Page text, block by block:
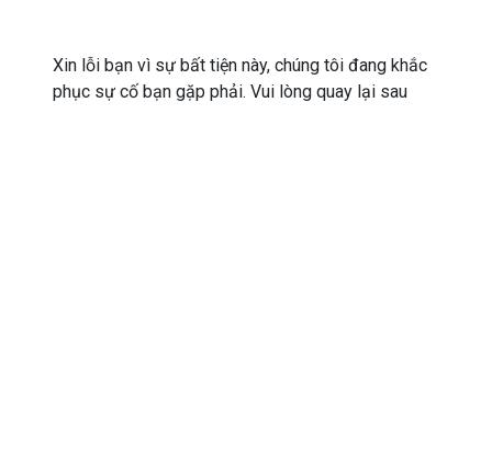
Xin lỗi bạn vì sự bất tiện này, chúng tôi đang khắc
phục sự cố bạn gặp phải. Vui lòng quay lại sau